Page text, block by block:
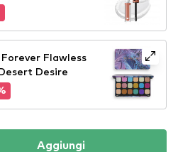
Flawless
Desire
Aggiungi